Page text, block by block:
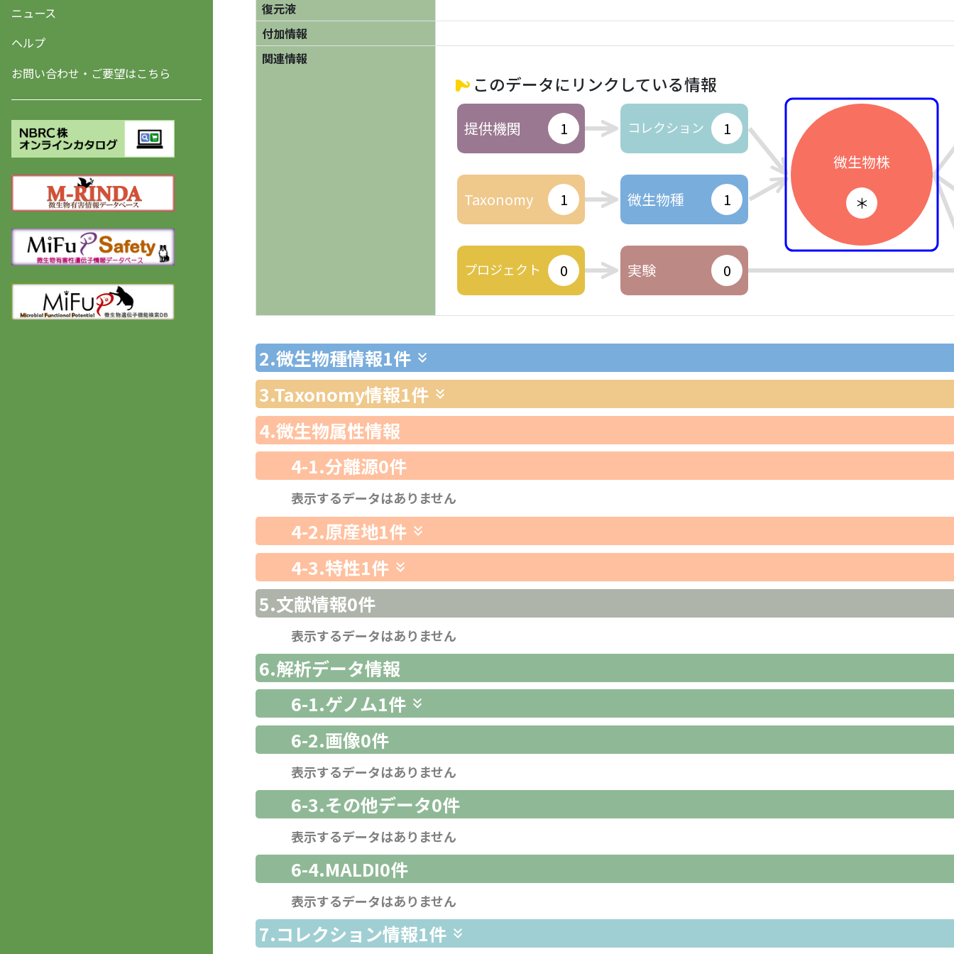
ニュース
ヘルプ
お問い合わせ・ご要望はこちら
復元液
付加情報
関連情報
このデータにリンクしている情報
提供機関 1
Taxonomy 1
プロジェクト 0
コレクション 1
微生物種 1
実験 0
微生物株
＊
2.微生物種情報1件
3.Taxonomy情報1件
4.微生物属性情報
4-1.分離源0件
表示するデータはありません
4-2.原産地1件
4-3.特性1件
5.文献情報0件
表示するデータはありません
6.解析データ情報
6-1.ゲノム1件
6-2.画像0件
表示するデータはありません
6-3.その他データ0件
表示するデータはありません
6-4.MALDI0件
表示するデータはありません
7.コレクション情報1件